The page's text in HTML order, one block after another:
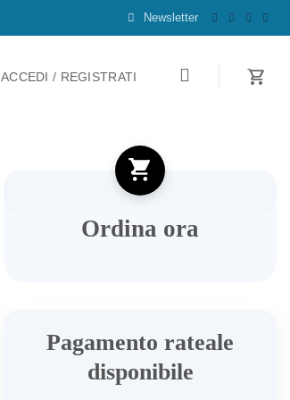
Newsletter
ACCEDI / REGISTRATI
Ordina ora
Pagamento rateale
disponibile